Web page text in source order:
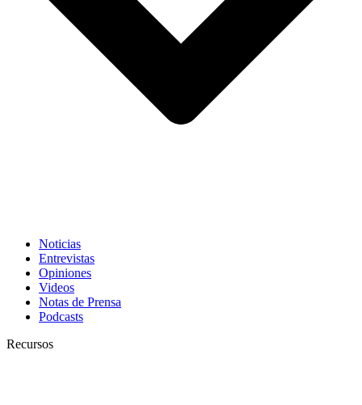
Noticias
Entrevistas
Opiniones
Videos
Notas de Prensa
Podcasts
Recursos